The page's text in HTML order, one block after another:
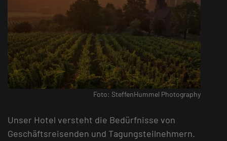
Foto: SteffenHummel Photography
Unser Hotel versteht die Bedürfnisse von
Geschäftsreisenden und Tagungsteilnehmern.